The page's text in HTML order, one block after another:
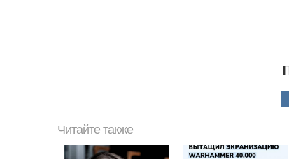
Читайте также